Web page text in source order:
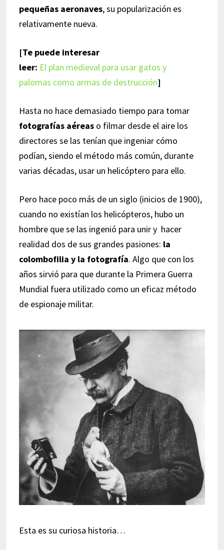
pequeñas aeronaves, su popularización es
relativamente nueva.
[Te puede interesar
leer: El plan medieval para usar gatos y
palomas como armas de destrucción]
Hasta no hace demasiado tiempo para tomar
fotografías aéreaso filmar desde el aire los
directores se las tenían que ingeniar cómo
podían, siendo el método más común, durante
varias décadas, usar un helicóptero para ello.
Pero hace poco más de un siglo (inicios de 1900),
cuando no existían los helicópteros, hubo un
hombre que se las ingenió para unir y hacer
realidad dos de sus grandes pasiones: la
colombofilia y la fotografía. Algo que con los
años sirvió para que durante la Primera Guerra
Mundial fuera utilizado como un eficaz método
de espionaje militar.
Esta es su curiosa historia…